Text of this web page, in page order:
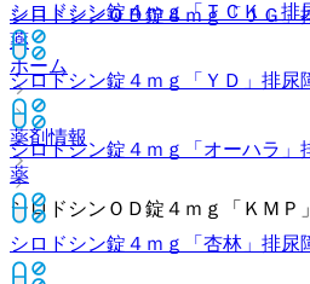
シロドシンＯＤ錠４ｍｇ「ＪＧ」
薬
ホーム
薬剤情報
シロドシンＯＤ錠４ｍｇ「ＫＭＰ」
シロドシン錠４ｍｇ「ＴＣＫ」排
シロドシン錠４ｍｇ「ＹＤ」 排尿
シロドシン錠４ｍｇ「オーハラ」
薬
シロドシン錠４ｍｇ「杏林」 排尿